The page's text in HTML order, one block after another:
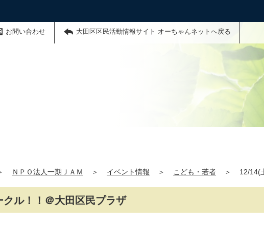
お問い合わせ 大田区区民活動情報サイト オーちゃんネットへ戻る
ＮＰＯ法人一期ＪＡＭ ＞ イベント情報 ＞ こども・若者 ＞ 12/14(
ル！！＠大田区民プラザ